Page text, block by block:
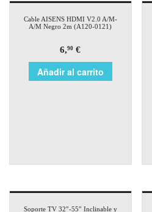
Cable AISENS HDMI V2.0 A/M-
A/M Negro 2m (A120-0121)
6,90 €
Añadir al carrito
Soporte TV 32″-55″ Inclinable y